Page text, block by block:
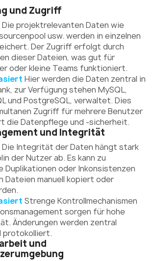
und Zugriff
Die projektrelevanten Daten wie
usw. werden in einzelnen
Der Zugriff erfolgt durch
dieser Dateien, was gut für
oder kleine Teams funktioniert.
Hier werden die Daten zentral in
zur Verfügung stehen MySQL,
und PostgreSQL, verwaltet. Dies
Zugriff für mehrere Benutzer
die Datenpflege und -sicherheit.
und Integrität
Die Integrität der Daten hängt stark
der Nutzer ab. Es kann zu
Duplikationen oder Inkonsistenzen
Dateien manuell kopiert oder
Strenge Kontrollmechanismen
sorgen für hohe
Änderungen werden zentral
protokolliert.
und